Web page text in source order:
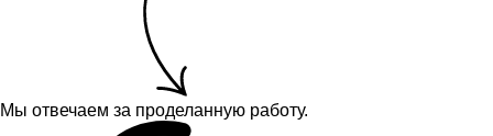
Мы отвечаем за проделанную работу.